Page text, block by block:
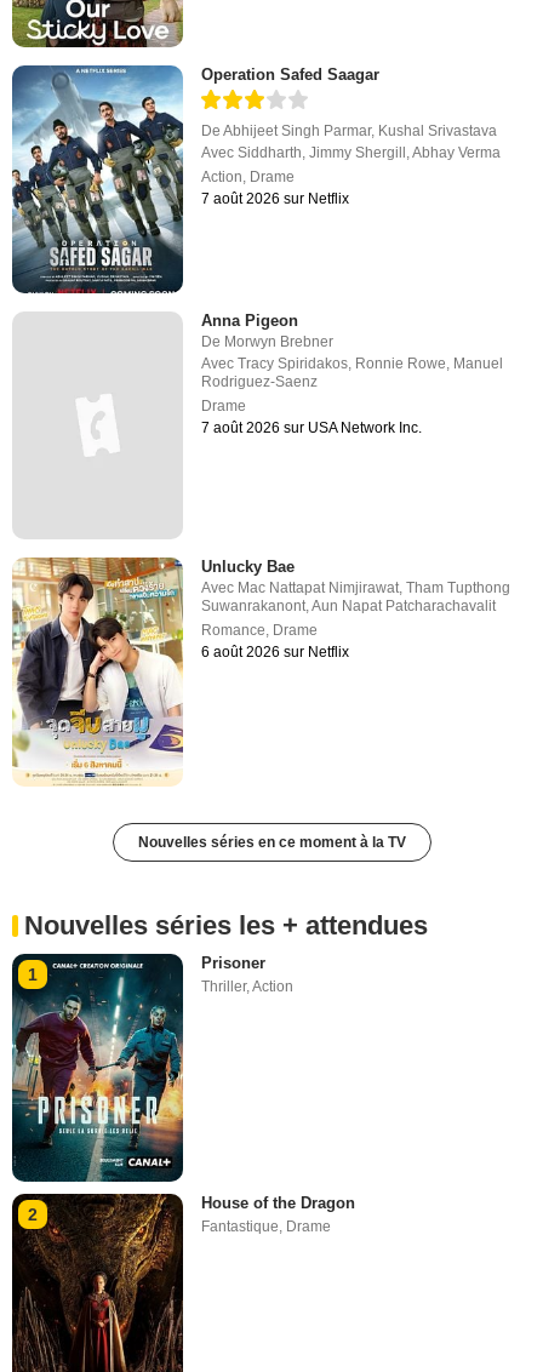
Operation Safed Saagar
DeAbhijeet Singh Parmar, Kushal Srivastava
AvecSiddharth ,Jimmy Shergill ,Abhay Verma
Action Drame
7 août 2026 sur Netflix
Anna Pigeon
De Morwyn Brebner
AvecTracy Spiridakos, Ronnie Rowe, Manuel
Rodriguez-Saenz
Drame
7 août 2026 sur USA Network Inc.
Unlucky Bae
Avec Mac Nattapat Nimjirawat,Tham Tupthong
Suwanrakanont,Aun Napat Patcharachavalit
Romance, Drame
6 août 2026 sur Netflix
Nouvelles séries en ce moment à la TV
Nouvelles séries les + attendues
1
Prisoner
Thriller,Action
2
House of the Dragon
Fantastique, Drame